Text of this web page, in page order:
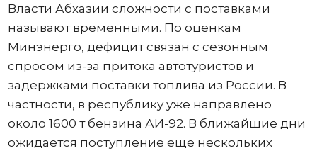
Власти Абхазии сложности с поставками
называют временными. По оценкам
Минэнерго, дефицит связан с сезонным
спросом из-за притока автотуристов и
задержками поставки топлива из России. В
частности, в республику уже направлено
около 1600 т бензина АИ-92. В ближайшие дни
ожидается поступление еще нескольких